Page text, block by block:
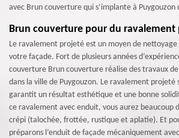
avec Brun couverture qui s’implante à Puygouzon
Brun couverture pour du ravalement
Le ravalement projeté est un moyen de
votre façade. Fort de plusieurs années
couverture Brun couverture réalise des travaux
dans la ville de Puygouzon. Le ravalement projeté
garantit un résultat esthétique et une bonne
ce ravalement avec enduit, vous aurez beaucoup
crépi (talochée, frottée, rustique et aplatie). Et
préparons l’enduit de façade mécaniquement